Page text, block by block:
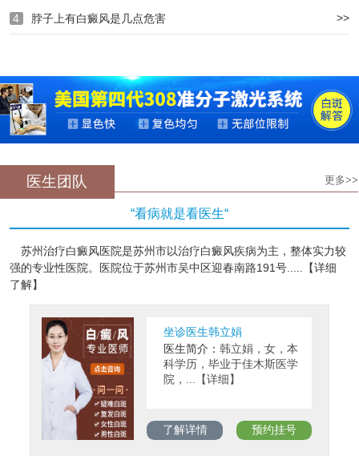
4 脖子上有白癜风是几点危害 >>
医生团队 更多>>
“看病就是看医生“
苏州治疗白癜风医院是苏州市以治疗白癜风疾病为主，整体实力较
强的专业性医院。医院位于苏州市吴中区迎春南路191号.....【详细
了解】
坐诊医生韩立娟
医生简介： 韩立娟，女，本
科学历，毕业于佳木斯医学
院，...【详细】
了解详情 预约挂号